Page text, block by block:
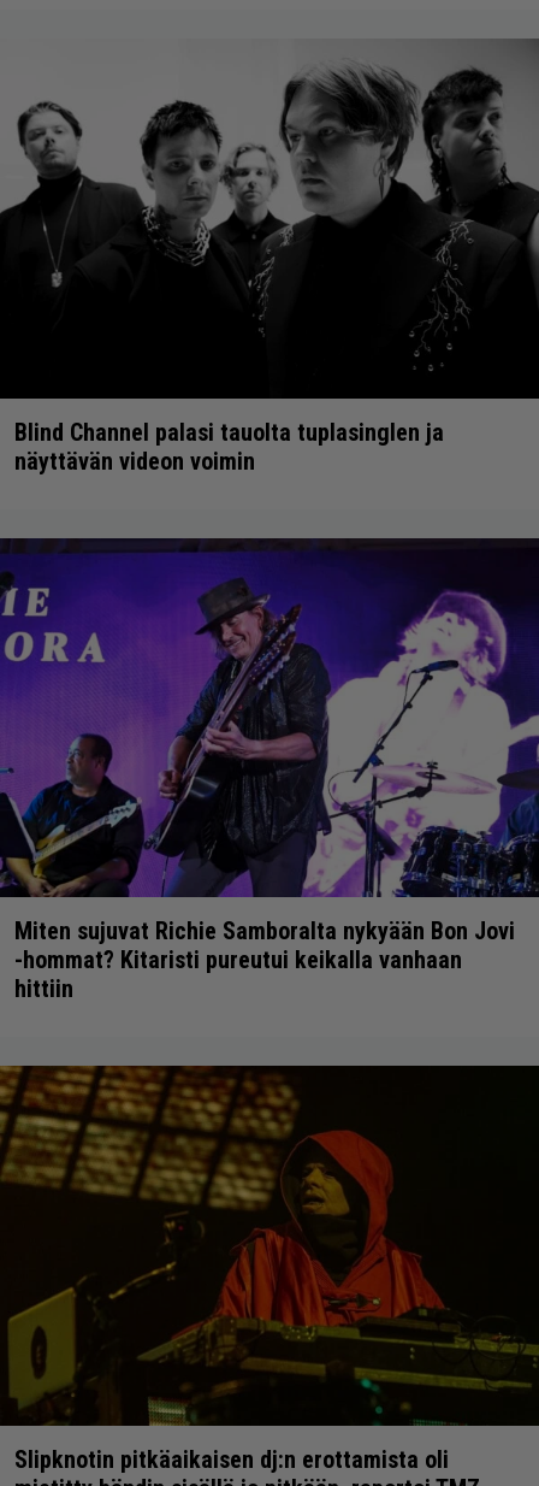
Blind Channel palasi tauolta tuplasinglen ja
näyttävän videon voimin
Miten sujuvat Richie Samboralta nykyään Bon Jovi
-hommat? Kitaristi pureutui keikalla vanhaan
hittiin
Slipknotin pitkäaikaisen dj:n erottamista oli